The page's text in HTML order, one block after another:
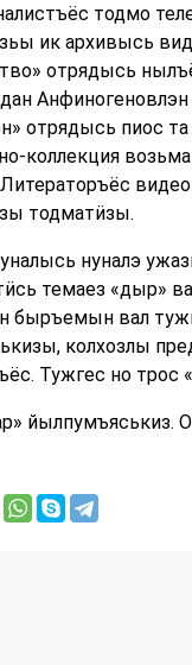
тодмо
ик архивысь
отрядысь
отрядысь пиос
коллекция
тодматӥзы.
нуналэ
темаез «дыр»
быръемын вал
колхозлы
Тужгес но трос
йылпумъяськиз.